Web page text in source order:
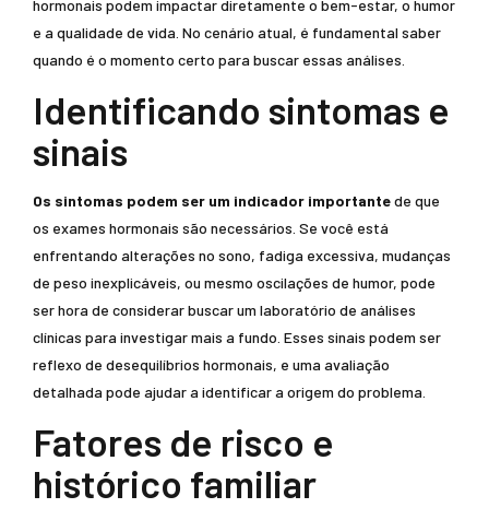
hormonais podem impactar diretamente o bem-estar, o humor
e a qualidade de vida. No cenário atual, é fundamental saber
quando é o momento certo para buscar essas análises.
Identificando sintomas e
sinais
Os sintomas podem ser um indicador importantede que
os exames hormonais são necessários. Se você está
enfrentando alterações no sono, fadiga excessiva, mudanças
de peso inexplicáveis, ou mesmo oscilações de humor, pode
ser hora de considerar buscar um laboratório de análises
clínicas para investigar mais a fundo. Esses sinais podem ser
reflexo de desequilíbrios hormonais, e uma avaliação
detalhada pode ajudar a identificar a origem do problema.
Fatores de risco e
histórico familiar